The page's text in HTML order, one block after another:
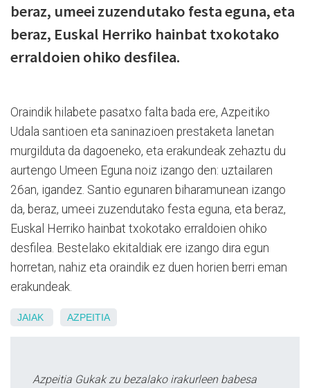
beraz, umeei zuzendutako festa eguna, eta
beraz, Euskal Herriko hainbat txokotako
erraldoien ohiko desfilea.
Oraindik hilabete pasatxo falta bada ere, Azpeitiko
Udala santioen eta saninazioen prestaketa lanetan
murgilduta da dagoeneko, eta erakundeak zehaztu du
aurtengo Umeen Eguna noiz izango den: uztailaren
26an, igandez. Santio egunaren biharamunean izango
da, beraz, umeei zuzendutako festa eguna, eta beraz,
Euskal Herriko hainbat txokotako erraldoien ohiko
desfilea. Bestelako ekitaldiak ere izango dira egun
horretan, nahiz eta oraindik ez duen horien berri eman
erakundeak.
JAIAK AZPEITIA
Azpeitia Gukak zu bezalako irakurleen babesa